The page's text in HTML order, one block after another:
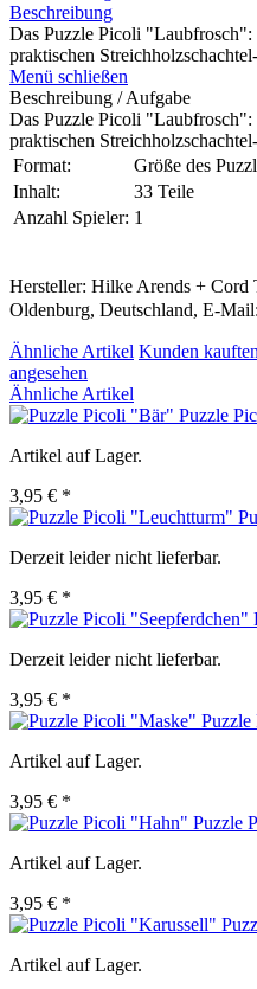
Beschreibung
Das Puzzle Picoli
praktischen
Menü schließen
Beschreibung / Aufgabe
Das Puzzle Picoli
praktischen
Format:
Größe des
Inhalt:
33 Teile
Anzahl Spieler: 1
Hersteller: Hilke Arends + Cord
Oldenburg, Deutschland, E-
Ähnliche Artikel Kunden
angesehen
Ähnliche Artikel
Puzzle
Artikel auf Lager.
3,95 € *
Derzeit leider nicht lieferbar.
3,95 € *
Derzeit leider nicht lieferbar.
3,95 € *
Artikel auf Lager.
3,95 € *
Puzzle
Artikel auf Lager.
3,95 € *
Artikel auf Lager.